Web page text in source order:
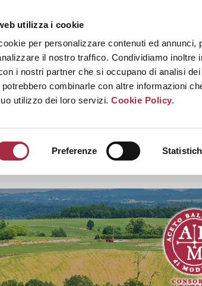
utilizza i cookie
per personalizzare contenuti ed annunci,
il nostro traffico. Condividiamo inoltre
i nostri partner che si occupano di analisi
combinarle con altre informazioni
utilizzo dei loro servizi.Cookie Policy.
Preferenze